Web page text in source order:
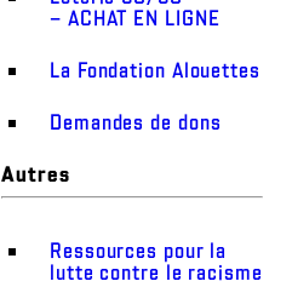
– ACHAT EN LIGNE
La Fondation Alouettes
Demandes de dons
Autres
Ressources pour la
lutte contre le racisme